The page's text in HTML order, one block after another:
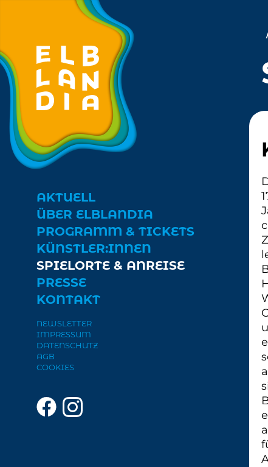
Zum Hauptinhalt springen
AKTUELL
ÜBER ELBLANDIA
↓
PROGRAMM & TICKETS
↓
KÜNSTLER:INNEN
SPIELORTE & ANREISE
PRESSE
KONTAKT
NEWSLETTER
IMPRESSUM
DATENSCHUTZ
AGB
COOKIES
Cookie-Einstellungen